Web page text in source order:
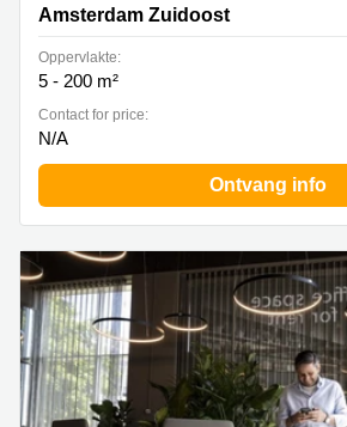
Amsterdam Zuidoost
Oppervlakte:
5 - 200 m²
Contact for price:
N/A
Ontvang info